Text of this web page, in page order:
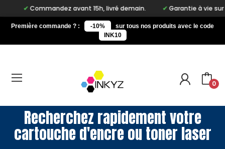
Commandez avant 15h, livré demain. Garantie à vie sur notre
Première commande ? : -10%
sur tous nos produits avec le code
INK10
0
Recherchez rapidement votre
cartouche d'encre ou toner laser